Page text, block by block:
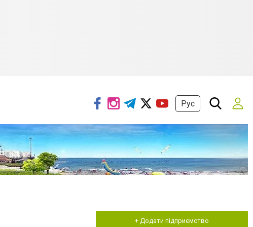
Рус
+ Додати підприємство